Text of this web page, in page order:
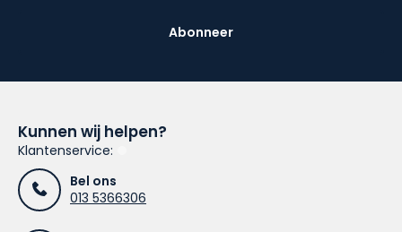
Abonneer
Kunnen wij helpen?
Klantenservice:
Bel ons
013 5366306